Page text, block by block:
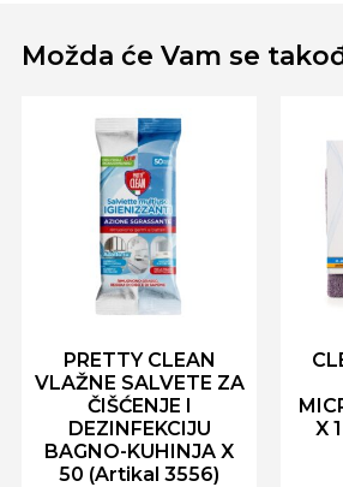
Možda će Vam se
PRETTY CLEAN
VLAŽNE SALVETE ZA
ČIŠĆENJE I
DEZINFEKCIJU
BAGNO-KUHINJA X
50 (Artikal 3556)
X